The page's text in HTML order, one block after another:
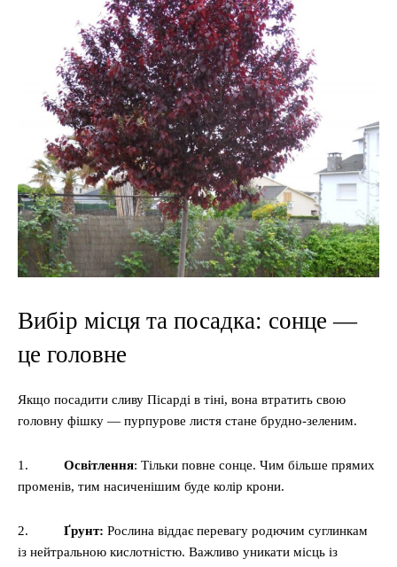
Вибір місця та посадка: сонце —
це головне
Якщо посадити сливу Пісарді в тіні, вона втратить свою
головну фішку — пурпурове листя стане брудно-зеленим.
1. Освітлення: Тільки повне сонце. Чим більше прямих
променів, тим насиченішим буде колір крони.
2. Ґрунт: Рослина віддає перевагу родючим суглинкам
із нейтральною кислотністю. Важливо уникати місць із